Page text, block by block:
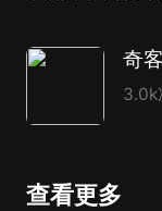
奇
3.0k
查看更多